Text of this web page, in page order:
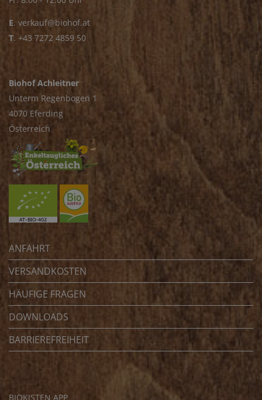
E. verkauf@biohof.at
T. +43 7272 4859 50
Biohof Achleitner
Unterm Regenbogen 1
4070 Eferding
Österreich
ANFAHRT
VERSANDKOSTEN
HÄUFIGE FRAGEN
DOWNLOADS
BARRIEREFREIHEIT
BIOKISTEN APP